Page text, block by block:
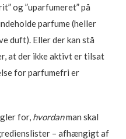
og ”uparfumeret” på
parfume (heller
duft). Eller der kan stå
at der ikke aktivt er tilsat
for parfumefri er
for, hvordanman skal
– afhængigt af